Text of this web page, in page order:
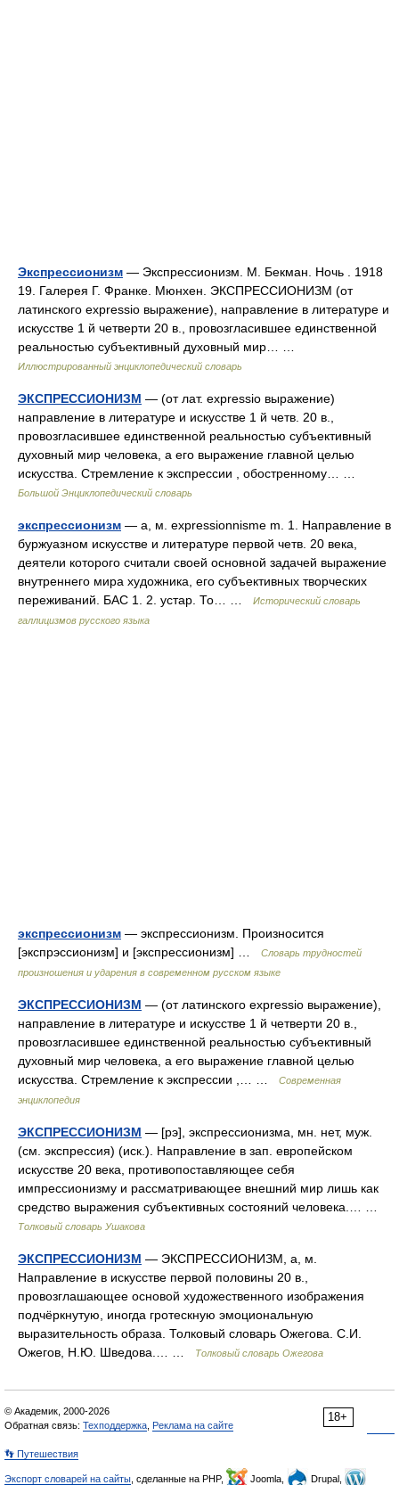
Экспрессионизм — Экспрессионизм. М. Бекман. Ночь . 1918
19. Галерея Г. Франке. Мюнхен. ЭКСПРЕССИОНИЗМ (от
латинского expressio выражение), направление в литературе и
искусстве 1 й четверти 20 в., провозгласившее единственной
реальностью субъективный духовный мир… …
Иллюстрированный энциклопедический словарь
ЭКСПРЕССИОНИЗМ — (от лат. expressio выражение)
направление в литературе и искусстве 1 й четв. 20 в.,
провозгласившее единственной реальностью субъективный
духовный мир человека, а его выражение главной целью
искусства. Стремление к экспрессии , обостренному… …
Большой Энциклопедический словарь
экспрессионизм — а, м. expressionnisme m. 1. Направление в
буржуазном искусстве и литературе первой четв. 20 века,
деятели которого считали своей основной задачей выражение
внутреннего мира художника, его субъективных творческих
переживаний. БАС 1. 2. устар. То… …
Исторический словарь
галлицизмов русского языка
экспрессионизм — экспрессионизм. Произносится
[экспрэссионизм] и [экспрессионизм] …
Словарь трудностей
произношения и ударения в современном русском языке
ЭКСПРЕССИОНИЗМ — (от латинского expressio выражение),
направление в литературе и искусстве 1 й четверти 20 в.,
провозгласившее единственной реальностью субъективный
духовный мир человека, а его выражение главной целью
искусства. Стремление к экспрессии ,… …
Современная
энциклопедия
ЭКСПРЕССИОНИЗМ — [рэ], экспрессионизма, мн. нет, муж.
(см. экспрессия) (иск.). Направление в зап. европейском
искусстве 20 века, противопоставляющее себя
импрессионизму и рассматривающее внешний мир лишь как
средство выражения субъективных состояний человека.… …
Толковый словарь Ушакова
ЭКСПРЕССИОНИЗМ — ЭКСПРЕССИОНИЗМ, а, м.
Направление в искусстве первой половины 20 в.,
провозглашающее основой художественного изображения
подчёркнутую, иногда гротескную эмоциональную
выразительность образа. Толковый словарь Ожегова. С.И.
Ожегов, Н.Ю. Шведова.… …
Толковый словарь Ожегова
18+
© Академик, 2000-2026
Обратная связь: Техподдержка Реклама на сайте
👣 Путешествия
Экспорт словарей на сайты , сделанные на PHP, Joomla,
Drupal,